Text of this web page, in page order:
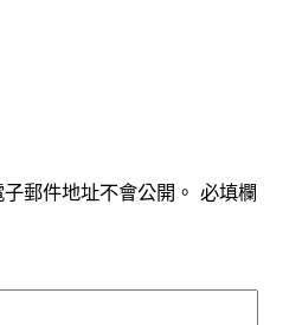
郵件地址不會公開。 必填欄